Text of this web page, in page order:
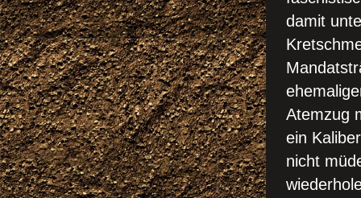
damit
Atemzug
ein
nicht